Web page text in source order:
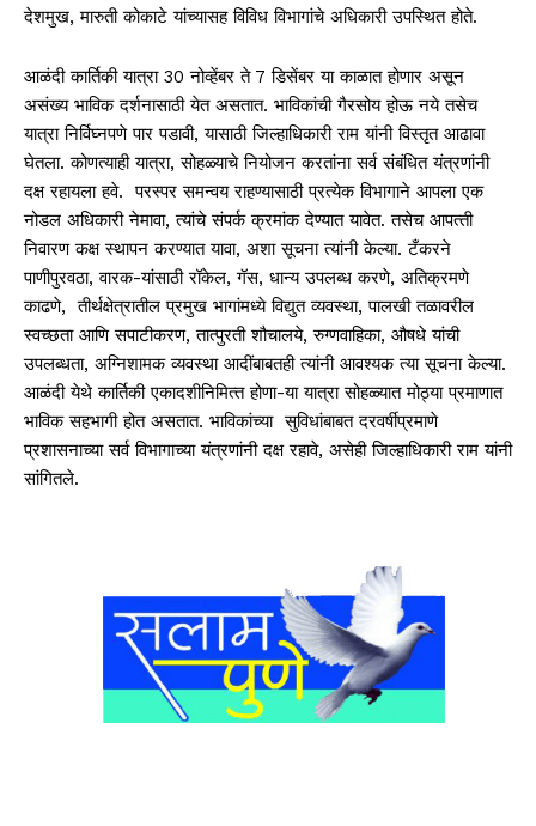
देशमुख, मारुती कोकाटे यांच्‍यासह विविध विभागांचे अधिकारी उपस्थित होते.
आळंदी कार्तिकी यात्रा 30 नोव्हेंबर ते 7 डिसेंबर या काळात होणार असून
असंख्‍य भाविक दर्शनासाठी येत असतात. भाविकांची गैरसोय होऊ नये तसेच
यात्रा निर्विघ्‍नपणे पार पडावी, यासाठी जिल्‍हाधिकारी राम यांनी विस्‍तृत आढावा
घेतला. कोणत्‍याही यात्रा, सोहळ्याचे नियोजन करतांना सर्व संबंधित यंत्रणांनी
दक्ष रहायला हवे. परस्‍पर समन्‍वय राहण्‍यासाठी प्रत्‍येक विभागाने आपला एक
नोडल अधिकारी नेमावा, त्‍यांचे संपर्क क्रमांक देण्‍यात यावेत. तसेच आपत्‍ती
निवारण कक्ष स्‍थापन करण्‍यात यावा, अशा सूचना त्‍यांनी केल्‍या. टँकरने
पाणीपुरवठा, वारक-यांसाठी रॉकेल, गॅस, धान्‍य उपलब्‍ध करणे, अतिक्रमणे
काढणे, तीर्थक्षेत्रातील प्रमुख भागांमध्‍ये विद्युत व्‍यवस्‍था, पालखी तळावरील
स्‍वच्‍छता आणि सपाटीकरण, तात्‍पुरती शौचालये, रुग्‍णवाहिका, औषधे यांची
उपलब्‍धता, अग्निशामक व्‍यवस्‍था आदींबाबतही त्‍यांनी आवश्‍यक त्‍या सूचना केल्‍या.
आळंदी येथे कार्तिकी एकादशीनिमित्‍त होणा-या यात्रा सोहळ्यात मोठ्या प्रमाणात
भाविक सहभागी होत असतात. भाविकांच्या सुविधांबाबत दरवर्षीप्रमाणे
प्रशासनाच्‍या सर्व विभागाच्‍या यंत्रणांनी दक्ष रहावे, असेही जिल्‍हाधिकारी राम यांनी
सांगितले.